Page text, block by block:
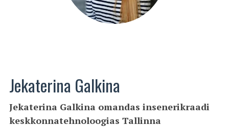
Jekaterina Galkina
Jekaterina Galkina omandas insenerikraadi
keskkonnatehnoloogias Tallinna